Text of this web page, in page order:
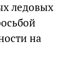
ледовых
на